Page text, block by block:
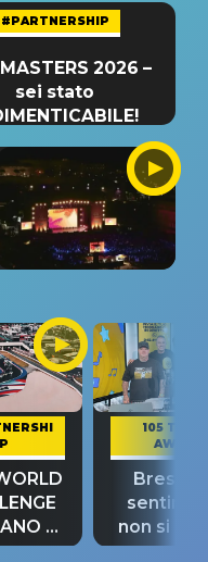
#PARTNERSHIP
2026 –
sei stato
P
si
105 TAKE
AWAY
Bresh:
non si
fino alla